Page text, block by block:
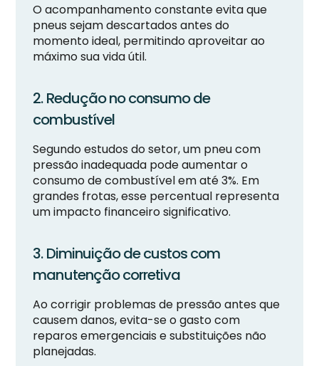
O acompanhamento constante evita que
pneus sejam descartados antes do
momento ideal, permitindo aproveitar ao
máximo sua vida útil.
2. Redução no consumo de
combustível
Segundo estudos do setor, um pneu com
pressão inadequada pode aumentar o
consumo de combustível em até 3%. Em
grandes frotas, esse percentual representa
um impacto financeiro significativo.
3. Diminuição de custos com
manutenção corretiva
Ao corrigir problemas de pressão antes que
causem danos, evita-se o gasto com
reparos emergenciais e substituições não
planejadas.